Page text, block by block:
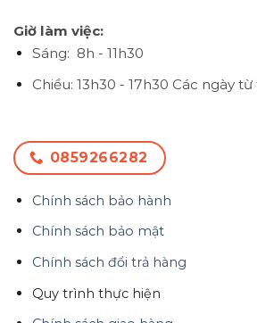
Giờ làm việc:
Sáng: 8h - 11h30
Chiều: 13h30 - 17h30 Các ngày
0859266282
Chính sách bảo hành
Chính sách bảo mật
Chính sách đổi trả hàng
Quy trình thực hiện